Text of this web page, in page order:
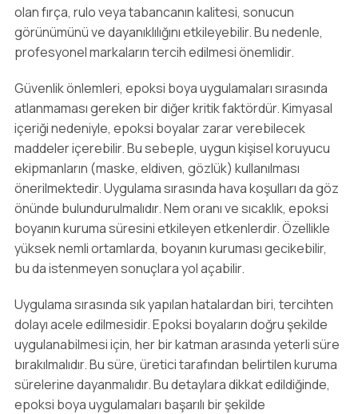
olan fırça, rulo veya tabancanın kalitesi, sonucun
görünümünü ve dayanıklılığını etkileyebilir. Bu nedenle,
profesyonel markaların tercih edilmesi önemlidir.
Güvenlik önlemleri, epoksi boya uygulamaları sırasında
atlanmaması gereken bir diğer kritik faktördür. Kimyasal
içeriği nedeniyle, epoksi boyalar zarar verebilecek
maddeler içerebilir. Bu sebeple, uygun kişisel koruyucu
ekipmanların (maske, eldiven, gözlük) kullanılması
önerilmektedir. Uygulama sırasında hava koşulları da göz
önünde bulundurulmalıdır. Nem oranı ve sıcaklık, epoksi
boyanın kuruma süresini etkileyen etkenlerdir. Özellikle
yüksek nemli ortamlarda, boyanın kuruması gecikebilir,
bu da istenmeyen sonuçlara yol açabilir.
Uygulama sırasında sık yapılan hatalardan biri, tercihten
dolayı acele edilmesidir. Epoksi boyaların doğru şekilde
uygulanabilmesi için, her bir katman arasında yeterli süre
bırakılmalıdır. Bu süre, üretici tarafından belirtilen kuruma
sürelerine dayanmalıdır. Bu detaylara dikkat edildiğinde,
epoksi boya uygulamaları başarılı bir şekilde